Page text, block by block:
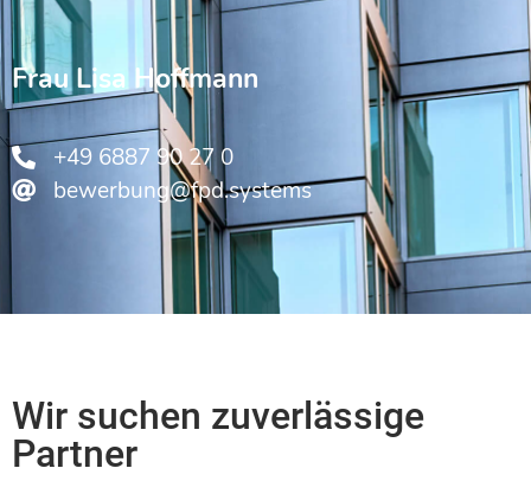
Frau Lisa Hoffmann
+49 6887 90 27 0
bewerbung@fpd.systems
Wir suchen zuverlässige
Partner